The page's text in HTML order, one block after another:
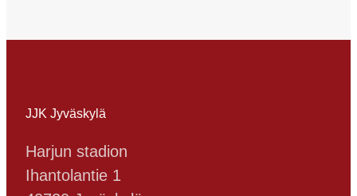
JJK Jyväskylä
Harjun stadion
Ihantolantie 1